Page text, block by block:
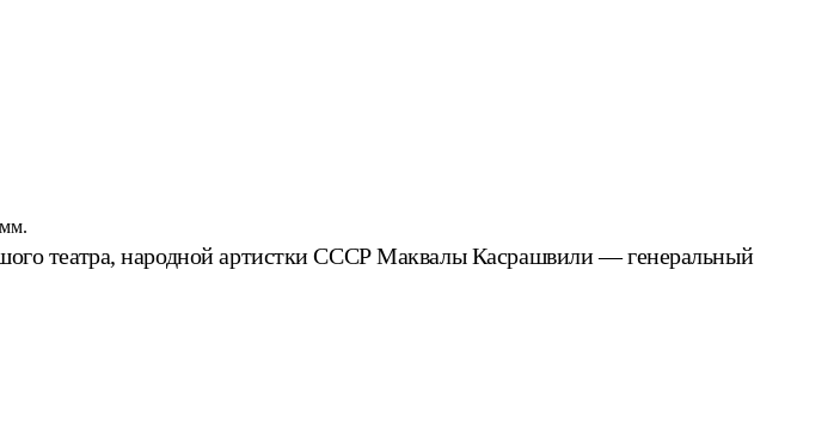
театра, народной артистки СССР Маквалы Касрашвили — генеральный